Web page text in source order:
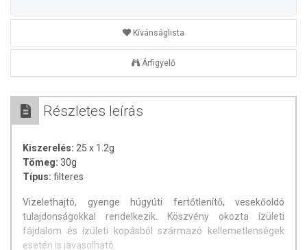
Kívánságlista
Árfigyelő
Részletes leírás
Kiszerelés: 25 x 1.2g
Tömeg: 30g
Típus: filteres
Vizelethajtó, gyenge húgyúti fertőtlenítő, vesekőoldó
tulajdonságokkal rendelkezik. Köszvény okozta ízületi
fájdalom és ízületi kopásból származó kellemetlenségek
esetén is javasolható.